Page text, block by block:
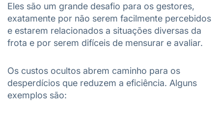
Eles são um grande desafio para os gestores,
exatamente por não serem facilmente percebidos
e estarem relacionados a situações diversas da
frota e por serem difíceis de mensurar e avaliar.
Os custos ocultos abrem caminho para os
desperdícios que reduzem a eficiência. Alguns
exemplos são: